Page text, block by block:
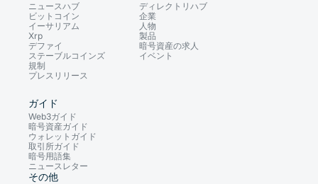
ニュースハブ
ビットコイン
イーサリアム
Xrp
デファイ
ステーブルコインズ
規制
プレスリリース
ディレクトリハブ
企業
人物
製品
暗号資産の求人
イベント
ガイド
Web3ガイド
暗号資産ガイド
ウォレットガイド
取引所ガイド
暗号用語集
ニュースレター
その他